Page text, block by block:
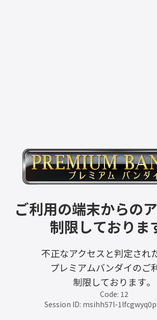
ご利用の端末からの
制限しておりま
不正なアクセスと判定され
プレミアムバンダイのご
制限しております。
Code: 12
Session ID: msihh57l-